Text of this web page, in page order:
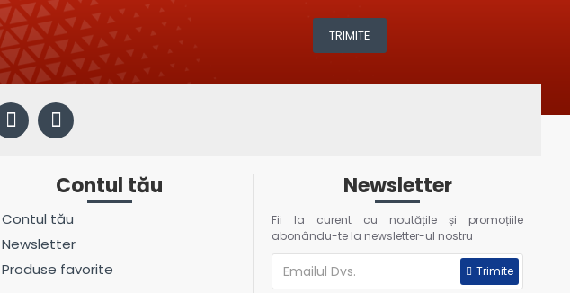
TRIMITE
Contul tău
Contul tău
Newsletter
Produse favorite
Newsletter
Fii la curent cu noutățile și promoțiile
abonându-te la newsletter-ul nostru
Trimite